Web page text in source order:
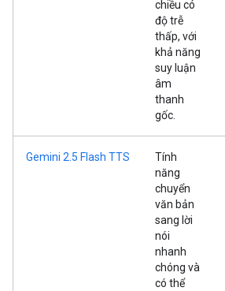
chiều có
độ trễ
thấp, với
khả năng
suy luận
âm
thanh
gốc.
Gemini 2.5 Flash TTS
Tính
năng
chuyển
văn bản
sang lời
nói
nhanh
chóng và
có thể